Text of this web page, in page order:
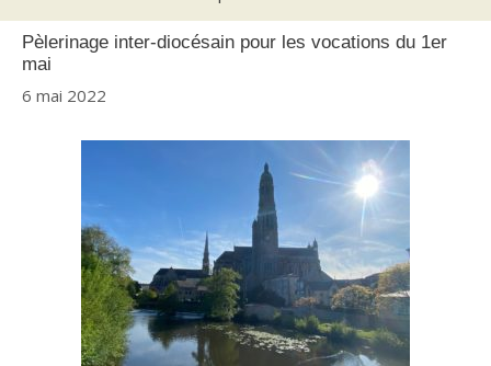
Pèlerinage inter-diocésain pour les vocations du 1er
mai
6 mai 2022